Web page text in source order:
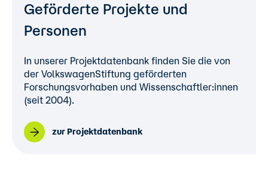
Geförderte Projekte und
Personen
In unserer Projektdatenbank finden Sie die von
der VolkswagenStiftung geförderten
Forschungsvorhaben und Wissenschaftler:innen
(seit 2004).
zur Projektdatenbank